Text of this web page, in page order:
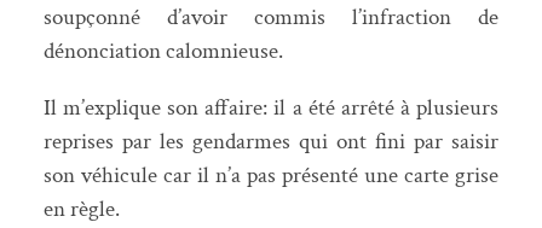
soupçonné d’avoir commis l’infraction de
dénonciation calomnieuse.
Il m’explique son affaire: il a été arrêté à plusieurs
reprises par les gendarmes qui ont fini par saisir
son véhicule car il n’a pas présenté une carte grise
en règle.